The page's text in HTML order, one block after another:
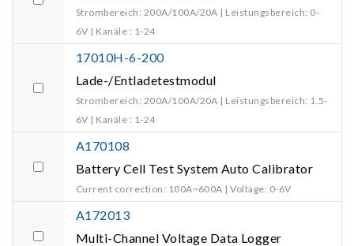
Strombereich: 200A/100A/20A | Leistungsbereich: 0-
6V | Kanäle : 1-24
17010H-6-200
Lade-/Entladetestmodul
Strombereich: 200A/100A/20A | Leistungsbereich: 1.5-
6V | Kanäle : 1-24
A170108
Battery Cell Test System Auto Calibrator
Current correction: 100A~600A | Voltage: 0-6V
A172013
Multi-Channel Voltage Data Logger